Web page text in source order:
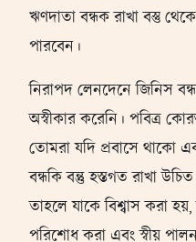
ঋণদাতা বন্ধক রাখা বস্তু
পারবেন।
নিরাপদ লেনদেনে জিনিস
অস্বীকার করেনি। পবিত্র
তোমরা যদি প্রবাসে থাকো
বন্ধকি বন্তু হস্তগত রাখা
তাহলে যাকে বিশ্বাস করা
পরিশোধ করা এবং স্বীয়